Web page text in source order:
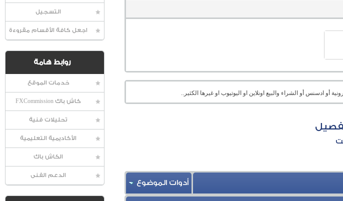
التسجيل
اجعل كافة الأقسام مقروءة
روابط هامة
خدمات الموقع
كاش باك FXCommission
تحليلات فنية
الأكاديمية التعليمية
الكاش باك
الدعم الفنى
أو ادسنس أو الشراء والبيع اونلاين او اليوتيوب او غيرها الكثير..
أدوات الموضوع